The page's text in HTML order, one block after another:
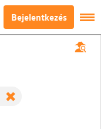
Bejelentkezés